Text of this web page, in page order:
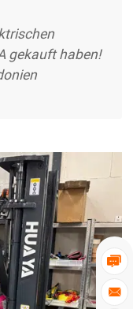


gekauft haben!
abgewickelt.
wie
und
Auszug ...